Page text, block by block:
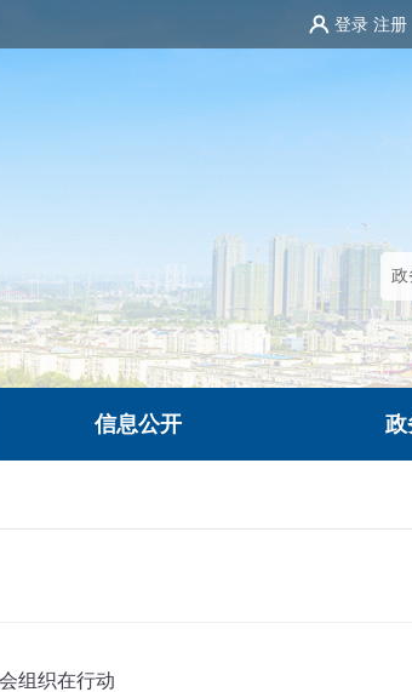
登录 注册
信息公开 政
组织在行动